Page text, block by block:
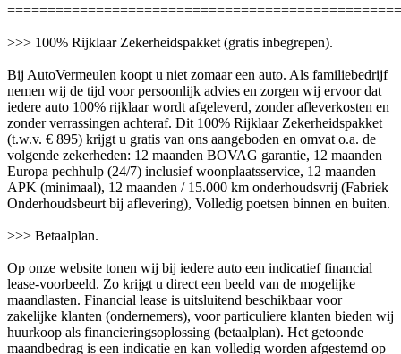
>>> 100% Rijklaar Zekerheidspakket (gratis inbegrepen).
Bij AutoVermeulen koopt u niet zomaar een auto. Als familiebedrijf
nemen wij de tijd voor persoonlijk advies en zorgen wij ervoor dat
iedere auto 100% rijklaar wordt afgeleverd, zonder afleverkosten en
zonder verrassingen achteraf. Dit 100% Rijklaar Zekerheidspakket
(t.w.v. € 895) krijgt u gratis van ons aangeboden en omvat o.a. de
volgende zekerheden: 12 maanden BOVAG garantie, 12 maanden
Europa pechhulp (24/7) inclusief woonplaatsservice, 12 maanden
APK (minimaal), 12 maanden / 15.000 km onderhoudsvrij (Fabriek
Onderhoudsbeurt bij aflevering), Volledig poetsen binnen en buiten.
>>> Betaalplan.
Op onze website tonen wij bij iedere auto een indicatief financial
lease-voorbeeld. Zo krijgt u direct een beeld van de mogelijke
maandlasten. Financial lease is uitsluitend beschikbaar voor
zakelijke klanten (ondernemers), voor particuliere klanten bieden wij
huurkoop als financieringsoplossing (betaalplan). Het getoonde
maandbedrag is een indicatie en kan volledig worden afgestemd op